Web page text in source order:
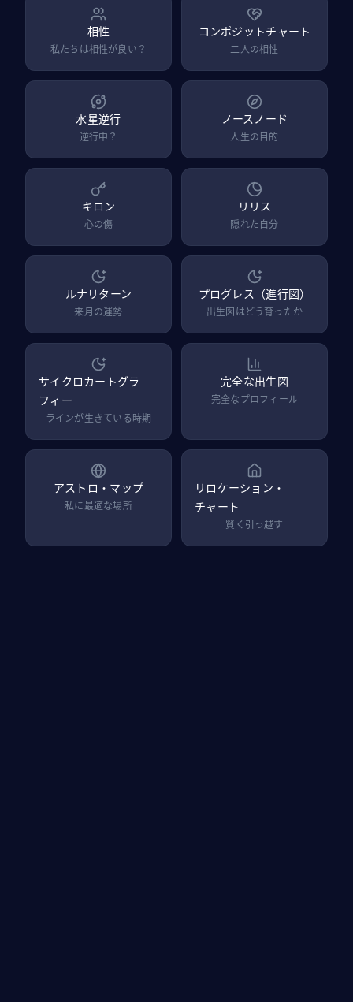
相性
私たちは相性が良い？
コンポジットチャート
二人の相性
水星逆行
逆行中？
ノースノード
人生の目的
キロン
心の傷
リリス
隠れた自分
ルナリターン
来月の運勢
プログレス（進行図）
出生図はどう育ったか
サイクロカートグラ
フィー
ラインが生きている時期
完全な出生図
完全なプロフィール
アストロ・マップ
私に最適な場所
リロケーション・
チャート
賢く引っ越す